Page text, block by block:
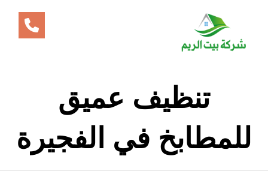
تنظيف عميق
للمطابخ في الفجيرة